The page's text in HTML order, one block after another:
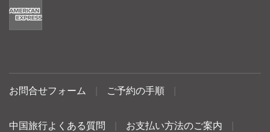
お問合せフォーム ご予約の手順
中国旅行よくある質問 お支払い方法のご案内